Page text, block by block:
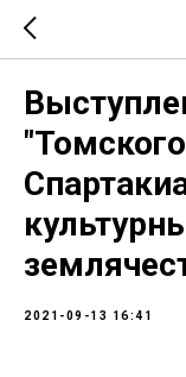
2021-09-13 16:41